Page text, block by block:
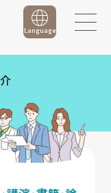
Language